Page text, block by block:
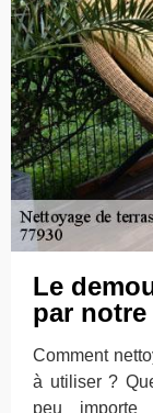
Le
par
Comment
à utiliser ?
peu